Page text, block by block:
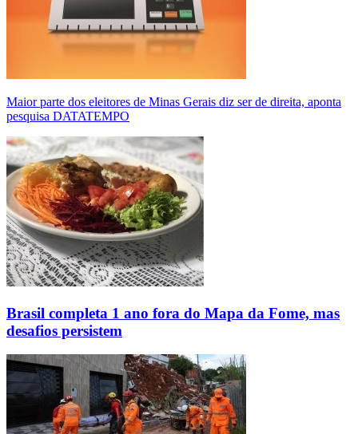
Maior parte dos eleitores de Minas Gerais diz ser de direita, aponta
pesquisa DATATEMPO
Brasil completa 1 ano fora do Mapa da Fome, mas
desafios persistem